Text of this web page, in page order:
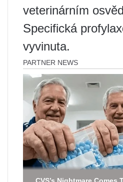
veterinárním
Specifická
vyvinuta.